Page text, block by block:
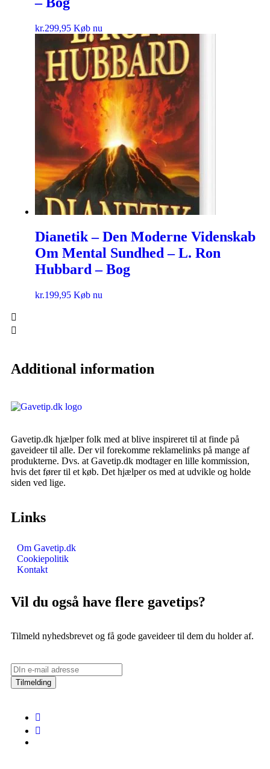
kr.299,95 Køb nu
Dianetik – Den Moderne Videnskab
Om Mental Sundhed – L. Ron
Hubbard – Bog
kr.199,95 Køb nu
Additional information
Gavetip.dk hjælper folk med at blive inspireret til at finde på
gaveideer til alle. Der vil forekomme reklamelinks på mange af
produkterne. Dvs. at Gavetip.dk modtager en lille kommission,
hvis det fører til et køb. Det hjælper os med at udvikle og holde
siden ved lige.
Links
Om Gavetip.dk
Cookiepolitik
Kontakt
Vil du også have flere gavetips?
Tilmeld nyhedsbrevet og få gode gaveideer til dem du holder af.
Tilmelding